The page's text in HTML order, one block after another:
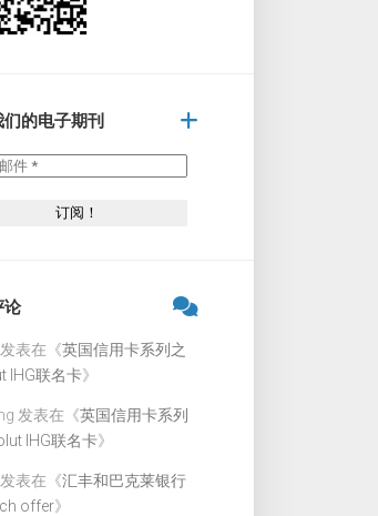
的电子期刊
论
发表在《英国信用卡系列之
IHG联名卡》
发表在《英国信用卡系列
IHG联名卡》
发表在《汇丰和巴克莱银行
offer》